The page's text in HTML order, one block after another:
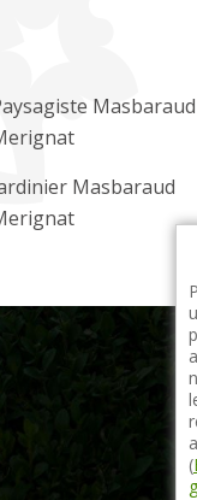
Masbaraud
Masbaraud
(